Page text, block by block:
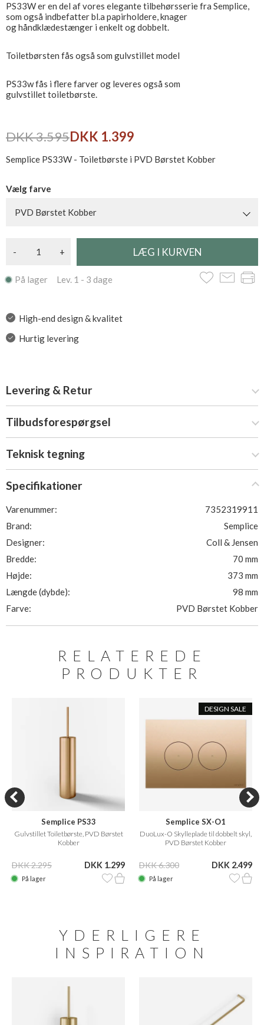
PS33W er en del af vores elegante tilbehørsserie fra Semplice,
som også indbefatter bl.a papirholdere, knager
og håndklædestænger i enkelt og dobbelt.
Toiletbørsten fås også som gulvstillet model
PS33w fås i flere farver og leveres også som
gulvstillet toiletbørste.
DKK 3.595DKK 1.399
Semplice PS33W - Toiletbørste i PVD Børstet Kobber
Vælg farve
PVD Børstet Kobber
- +
På lager Lev. 1 - 3 dage
High-end design & kvalitet
Hurtig levering
Levering & Retur
Tilbudsforespørgsel
Teknisk tegning
Specifikationer
Varenummer:
7352319911
Brand:
Semplice
Designer:
Coll & Jensen
Bredde:
70 mm
Højde:
373 mm
Længde (dybde):
98 mm
Farve:
PVD Børstet Kobber
RELATEREDE
PRODUKTER
Semplice PS33
Gulvstillet Toiletbørste, PVD Børstet
Kobber
DKK 2.295 DKK 1.299
På lager
DESIGN SALE
Semplice SX-O1
DuoLux-O Skylleplade til dobbelt skyl,
PVD Børstet Kobber
DKK 6.300 DKK 2.499
På lager
YDERLIGERE
INSPIRATION